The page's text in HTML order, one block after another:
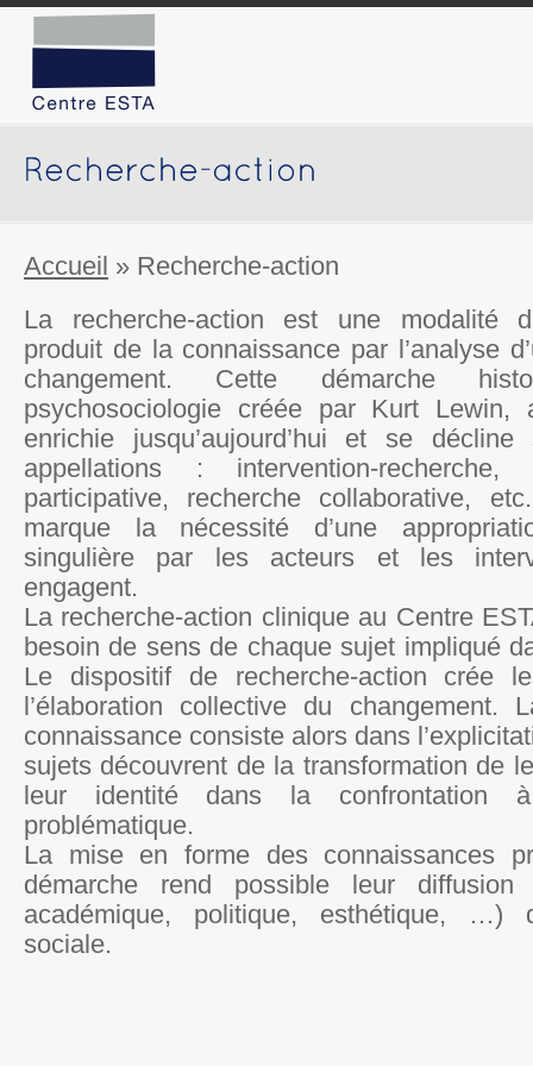
Accueil » Recherche-action
La recherche-action est une modalité
produit de la connaissance par l’analyse
changement. Cette démarche
psychosociologie créée par Kurt
enrichie jusqu’aujourd’hui et se décline
appellations : intervention-recherche,
participative, recherche collaborative,
marque la nécessité d’une
singulière par les acteurs et les
engagent.
La recherche-action clinique au Centre
besoin de sens de chaque sujet impliqué
Le dispositif de recherche-action crée
l’élaboration collective du changement.
connaissance consiste alors dans
sujets découvrent de la transformation de
leur identité dans la confrontation
problématique.
La mise en forme des connaissances
démarche rend possible leur diffusion
académique, politique, esthétique, …)
sociale.